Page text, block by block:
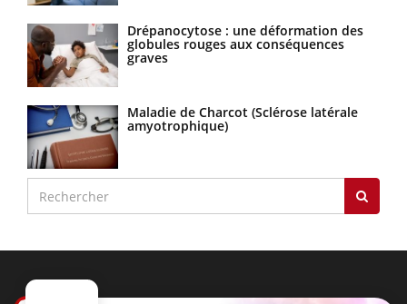
Drépanocytose : une déformation des
globules rouges aux conséquences
graves
Maladie de Charcot (Sclérose latérale
amyotrophique)